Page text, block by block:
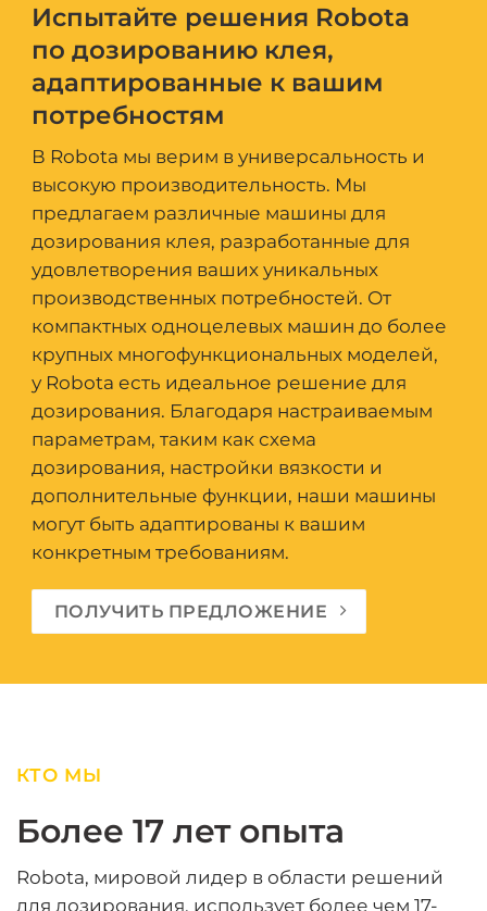
Испытайте решения Robota
по дозированию клея,
адаптированные к вашим
потребностям
В Robota мы верим в универсальность и
высокую производительность. Мы
предлагаем различные машины для
дозирования клея, разработанные для
удовлетворения ваших уникальных
производственных потребностей. От
компактных одноцелевых машин до более
крупных многофункциональных моделей,
у Robota есть идеальное решение для
дозирования. Благодаря настраиваемым
параметрам, таким как схема
дозирования, настройки вязкости и
дополнительные функции, наши машины
могут быть адаптированы к вашим
конкретным требованиям.
ПОЛУЧИТЬ ПРЕДЛОЖЕНИЕ
КТО МЫ
Более 17 лет опыта
Robota, мировой лидер в области решений
для дозирования, использует более чем 17-